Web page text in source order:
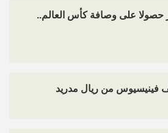
حصولا على وصافة كأس العالم..
فينيسيوس من ريال مدريد